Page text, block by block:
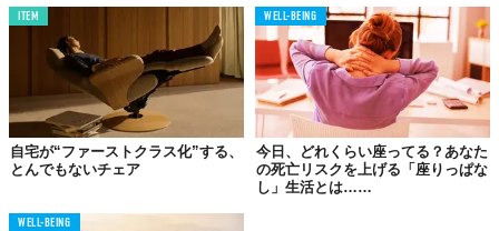
ITEM
自宅が“ファーストクラス化”する、
とんでもないチェア
WELL-BEING
今日、どれくらい座ってる？あなた
の死亡リスクを上げる「座りっぱな
し」生活とは……
WELL-BEING